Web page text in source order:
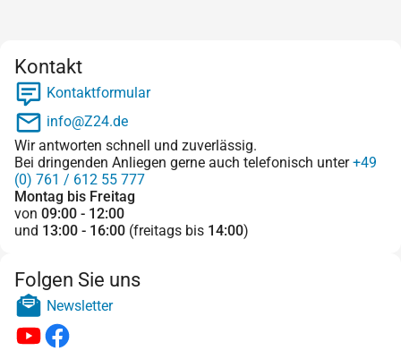
Kontakt
Kontaktformular
info@Z24.de
Wir antworten schnell und zuverlässig.
Bei dringenden Anliegen gerne auch telefonisch unter+49
(0) 761 / 612 55 777
Montag bis Freitag
von 09:00 - 12:00
und 13:00 - 16:00 (freitags bis 14:00)
Folgen Sie uns
Newsletter